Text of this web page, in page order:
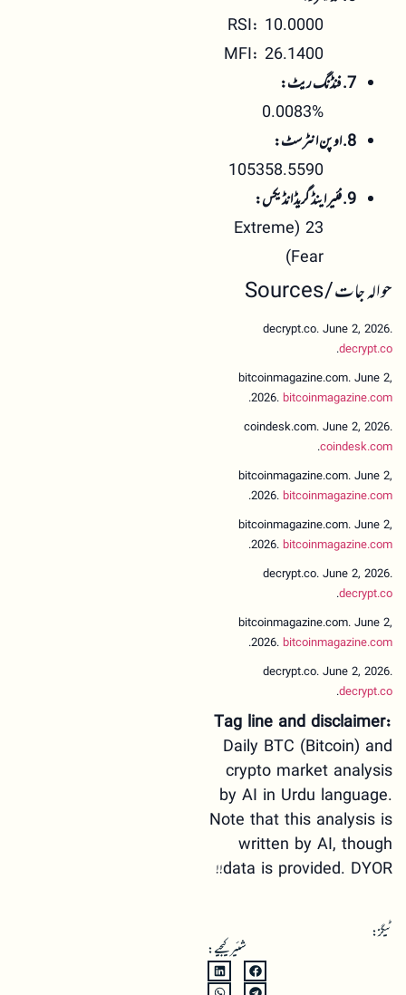
RSI: 10.0000
MFI: 26.1400
7. فنڈنگ ریٹ:
0.0083%
8. اوپن انٹرسٹ:
105358.5590
9. فئیر اینڈ گریڈ انڈیکس:
23 (Extreme
Fear)
حوالہ جات / Sources
decrypt.co. June 2, 2026.
decrypt.co
.
bitcoinmagazine.com. June 2,
2026. bitcoinmagazine.com
.
coindesk.com. June 2, 2026.
coindesk.com
.
bitcoinmagazine.com. June 2,
2026. bitcoinmagazine.com
.
bitcoinmagazine.com. June 2,
2026. bitcoinmagazine.com
.
decrypt.co. June 2, 2026.
decrypt.co
.
bitcoinmagazine.com. June 2,
2026. bitcoinmagazine.com
.
decrypt.co. June 2, 2026.
decrypt.co
.
Tag line and disclaimer:
Daily BTC (Bitcoin) and
crypto market analysis
by AI in Urdu language.
Note that this analysis is
written by AI, though
data is provided. DYOR!!
ٹیگز:
شئیر کیجیے: